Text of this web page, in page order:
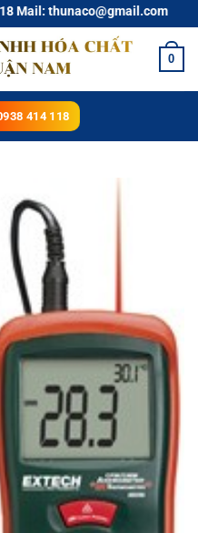
thunaco@gmail.com
0
414 118